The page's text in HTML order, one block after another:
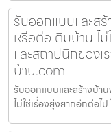
รับออกแบบและส
หรือต่อเติมบ้าน ไ
และสถาปนิกของ
บ้าน.com
รับออกแบบและสร้างบ้า
ไม่ใช่เรื่องยุ่งยากอีกต่อไ